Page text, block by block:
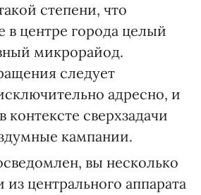
степени, что
в центре города целый
микрорайод.
следует
адресно, и
контексте сверхзадачи
кампании.
вы несколько
центрального аппарата